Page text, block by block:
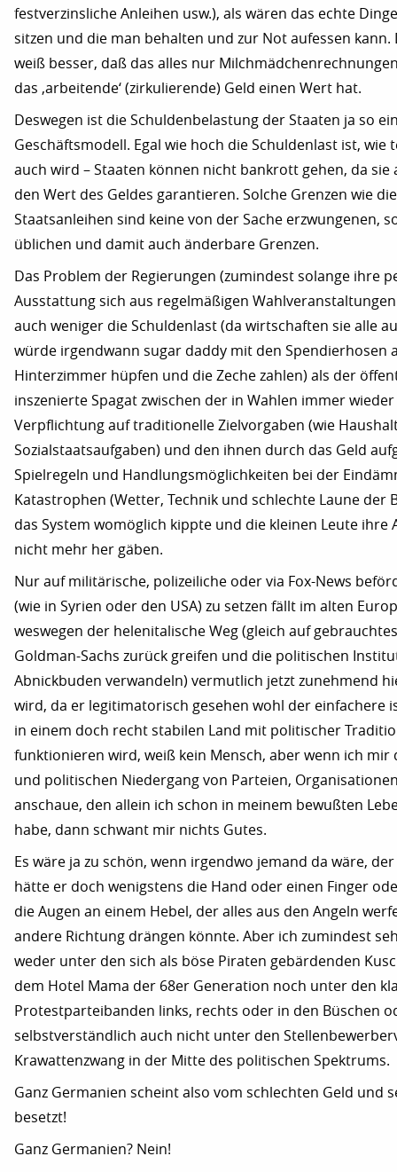
festverzinsliche Anleihen usw.), als wären das echte
sitzen und die man behalten und zur Not aufessen kann.
weiß besser, daß das alles nur
das ‚arbeitende‘ (zirkulierende) Geld einen Wert hat.
Deswegen ist die Schuldenbelastung der Staaten ja so
Geschäftsmodell. Egal wie hoch die Schuldenlast ist, wie
auch wird – Staaten können nicht bankrott gehen, da sie
den Wert des Geldes garantieren. Solche Grenzen wie
Staatsanleihen sind keine von der Sache erzwungenen,
üblichen und damit auch änderbare Grenzen.
Das Problem der Regierungen (zumindest solange ihre
Ausstattung sich aus regelmäßigen
auch weniger die Schuldenlast (da wirtschaften sie alle
würde irgendwann sugar daddy mit den Spendierhosen
Hinterzimmer hüpfen und die Zeche zahlen) als der
inszenierte Spagat zwischen der in Wahlen immer
Verpflichtung auf traditionelle Zielvorgaben (wie
Sozialstaatsaufgaben) und den ihnen durch das Geld
Spielregeln und Handlungsmöglichkeiten bei der
Katastrophen (Wetter, Technik und schlechte Laune der
das System womöglich kippte und die kleinen Leute ihre
nicht mehr her gäben.
Nur auf militärische, polizeiliche oder via Fox-News
(wie in Syrien oder den USA) zu setzen fällt im alten
weswegen der helenitalische Weg (gleich auf
Goldman-Sachs zurück greifen und die politischen
Abnickbuden verwandeln) vermutlich jetzt zunehmend
wird, da er legitimatorisch gesehen wohl der einfachere
in einem doch recht stabilen Land mit politischer
funktionieren wird, weiß kein Mensch, aber wenn ich mir
und politischen Niedergang von Parteien,
anschaue, den allein ich schon in meinem bewußten
habe, dann schwant mir nichts Gutes.
Es wäre ja zu schön, wenn irgendwo jemand da wäre,
hätte er doch wenigstens die Hand oder einen Finger
die Augen an einem Hebel, der alles aus den Angeln
andere Richtung drängen könnte. Aber ich zumindest
weder unter den sich als böse Piraten gebärdenden
dem Hotel Mama der 68er Generation noch unter den
Protestparteibanden links, rechts oder in den Büschen
selbstverständlich auch nicht unter den
Krawattenzwang in der Mitte des politischen Spektrums.
Ganz Germanien scheint also vom schlechten Geld und
besetzt!
Ganz Germanien? Nein!